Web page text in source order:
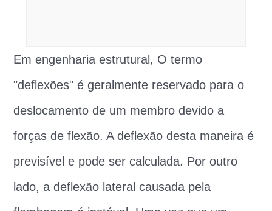
Em engenharia estrutural, O termo
"deflexões" é geralmente reservado para o
deslocamento de um membro devido a
forças de flexão. A deflexão desta maneira é
previsível e pode ser calculada. Por outro
lado, a deflexão lateral causada pela